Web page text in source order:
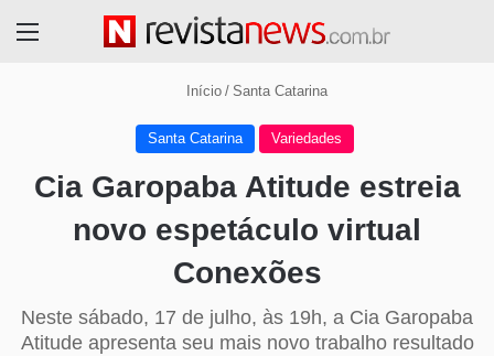
Início / Santa Catarina
Santa Catarina Variedades
Cia Garopaba Atitude estreia
novo espetáculo virtual
Conexões
Neste sábado, 17 de julho, às 19h, a Cia Garopaba
Atitude apresenta seu mais novo trabalho resultado